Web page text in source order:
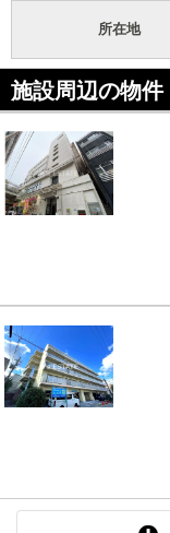
所在地
施設周辺の物件